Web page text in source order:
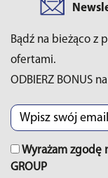
Bądź na bieżąco z
ofertami.
ODBIERZ BONUS
Wyrażam zgodę
GROUP